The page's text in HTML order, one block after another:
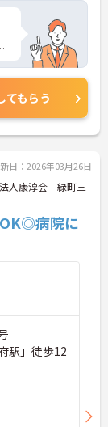
てもらう
日：2026年03月26日
人康淳会 緑町三
OK◎病院に
駅」徒歩12